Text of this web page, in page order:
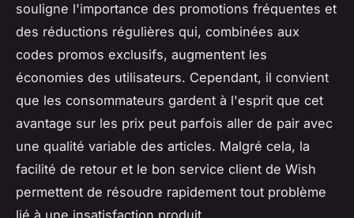
souligne l'importance des promotions fréquentes et
des réductions régulières qui, combinées aux
codes promos exclusifs, augmentent les
économies des utilisateurs. Cependant, il convient
que les consommateurs gardent à l'esprit que cet
avantage sur les prix peut parfois aller de pair avec
une qualité variable des articles. Malgré cela, la
facilité de retour et le bon service client de Wish
permettent de résoudre rapidement tout problème